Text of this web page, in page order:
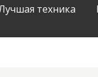
техника